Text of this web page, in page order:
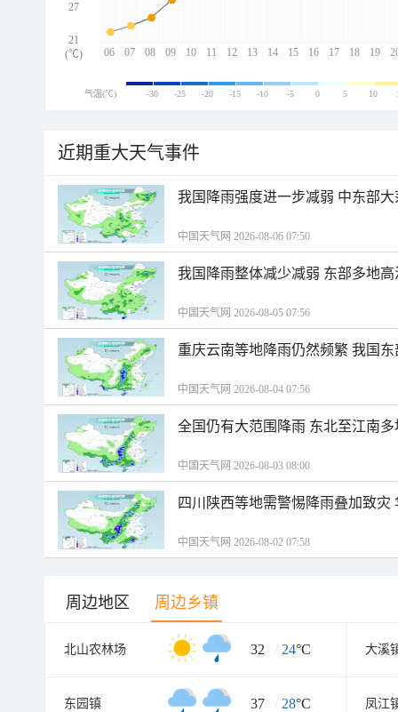
06 07 08 09 10 11 12 13 14 15 16 17 18 19
27
21
(℃)
气温(℃) -30 -25 -20 -15 -10 -5 0 5 10
近期重大天气事件
我国降雨强度进一步减弱 中东部
中国天气网 2026-08-06 07:50
我国降雨整体减少减弱 东部多地
中国天气网 2026-08-05 07:56
重庆云南等地降雨仍然频繁 我国
中国天气网 2026-08-04 07:56
全国仍有大范围降雨 东北至江南
中国天气网 2026-08-03 08:00
四川陕西等地需警惕降雨叠加致
中国天气网 2026-08-02 07:58
周边地区 周边乡镇
北山农林场 32 / 24°C 大溪
东园镇 37 / 28°C 凤江